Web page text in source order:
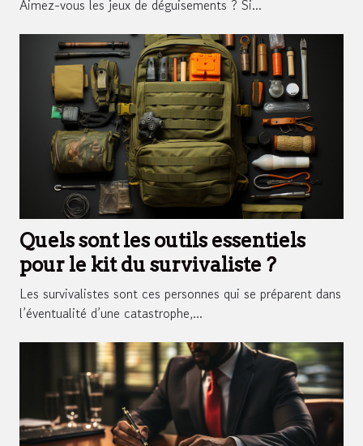
Aimez-vous les jeux de déguisements ? Si...
Quels sont les outils essentiels
pour le kit du survivaliste ?
Les survivalistes sont ces personnes qui se préparent dans
l’éventualité d’une catastrophe,...